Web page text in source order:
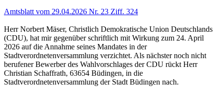
Amtsblatt vom 29.04.2026 Nr. 23 Ziff. 324
Herr Norbert Mäser, Christlich Demokratische Union Deutschlands
(CDU), hat mir gegenüber schriftlich mit Wirkung zum 24. April
2026 auf die Annahme seines Mandates in der
Stadtverordnetenversammlung verzichtet. Als nächster noch nicht
berufener Bewerber des Wahlvorschlages der CDU rückt Herr
Christian Schaffrath, 63654 Büdingen, in die
Stadtverordnetenversammlung der Stadt Büdingen nach.